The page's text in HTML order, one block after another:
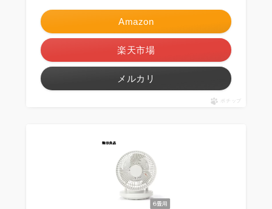
Amazon
楽天市場
メルカリ
ポチップ